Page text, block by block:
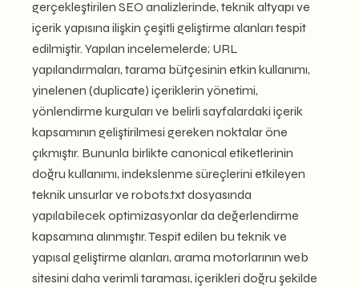
gerçekleştirilen SEO analizlerinde, teknik altyapı ve
içerik yapısına ilişkin çeşitli geliştirme alanları tespit
edilmiştir. Yapılan incelemelerde; URL
yapılandırmaları, tarama bütçesinin etkin kullanımı,
yinelenen (duplicate) içeriklerin yönetimi,
yönlendirme kurguları ve belirli sayfalardaki içerik
kapsamının geliştirilmesi gereken noktalar öne
çıkmıştır. Bununla birlikte canonical etiketlerinin
doğru kullanımı, indekslenme süreçlerini etkileyen
teknik unsurlar ve robots.txt dosyasında
yapılabilecek optimizasyonlar da değerlendirme
kapsamına alınmıştır. Tespit edilen bu teknik ve
yapısal geliştirme alanları, arama motorlarının web
sitesini daha verimli taraması, içerikleri doğru şekilde